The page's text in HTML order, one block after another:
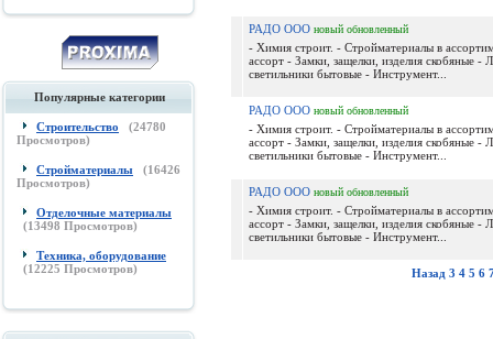
Популярные категории
Строительство (24780
Просмотров)
Стройматериалы (16426
Просмотров)
Отделочные материалы
(13498 Просмотров)
Техника, оборудование
(12225 Просмотров)
РАДО ООО новый обновленный
- Химия строит. - Стройматериалы в
ассорт - Замки, защелки, изделия скобяные -
светильники бытовые - Инструмент...
РАДО ООО новый обновленный
- Химия строит. - Стройматериалы в
ассорт - Замки, защелки, изделия скобяные -
светильники бытовые - Инструмент...
РАДО ООО новый обновленный
- Химия строит. - Стройматериалы в
ассорт - Замки, защелки, изделия скобяные -
светильники бытовые - Инструмент...
Назад 3 4 5 6